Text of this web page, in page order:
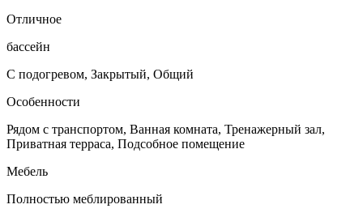
Отличное
бассейн
С подогревом, Закрытый, Общий
Особенности
Рядом с транспортом, Ванная комната, Тренажерный зал,
Приватная терраса, Подсобное помещение
Мебель
Полностью меблированный